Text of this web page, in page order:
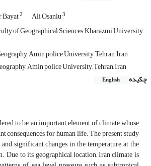
Bayat2 Ali Osanlu3
of Geographical Sciences, Kharazmi University,
Amin police University, Tehran, Iran
Amin police University, Tehran, Iran
چکیده
English
to be an important element of climate whose
consequences for human life. The present study
significant changes in the temperature at the
Due to its geographical location, Iran climate is